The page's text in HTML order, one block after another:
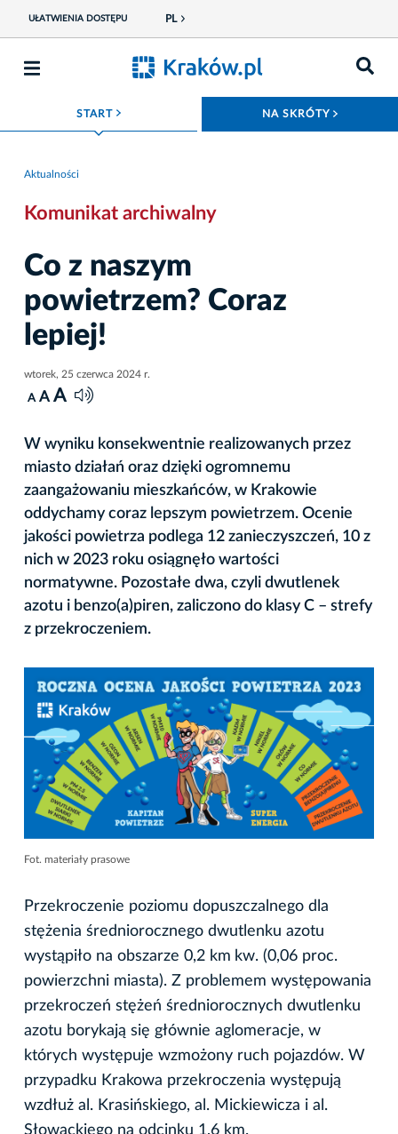
UŁATWIENIA DOSTĘPU PL
START ROZWIŃ MENU NA SKRÓTY
Aktualności
Komunikat archiwalny
Co z naszym
powietrzem? Coraz
lepiej!
wtorek, 25 czerwca 2024 r.
A A A
W wyniku konsekwentnie realizowanych przez
miasto działań oraz dzięki ogromnemu
zaangażowaniu mieszkańców, w Krakowie
oddychamy coraz lepszym powietrzem. Ocenie
jakości powietrza podlega 12 zanieczyszczeń, 10 z
nich w 2023 roku osiągnęło wartości
normatywne. Pozostałe dwa, czyli dwutlenek
azotu i benzo(a)piren, zaliczono do klasy C – strefy
z przekroczeniem.
Fot. materiały prasowe
Przekroczenie poziomu dopuszczalnego dla
stężenia średniorocznego dwutlenku azotu
wystąpiło na obszarze 0,2 km kw. (0,06 proc.
powierzchni miasta). Z problemem występowania
przekroczeń stężeń średniorocznych dwutlenku
azotu borykają się głównie aglomeracje, w
których występuje wzmożony ruch pojazdów. W
przypadku Krakowa przekroczenia występują
wzdłuż al. Krasińskiego, al. Mickiewicza i al.